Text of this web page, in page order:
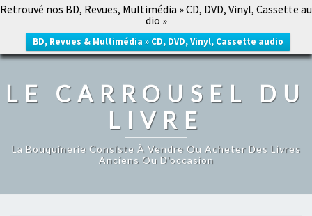
Retrouvé nos BD, Revues, Multimédia » CD, DVD, Vinyl, Cassette au
dio »
BD, Revues & Multimédia » CD, DVD, Vinyl, Cassette audio
LE CARROUSEL DU LIVRE
LE CARROUSEL DU
LIVRE
La Bouquinerie Consiste À Vendre Ou Acheter Des Livres
Anciens Ou D’occasion